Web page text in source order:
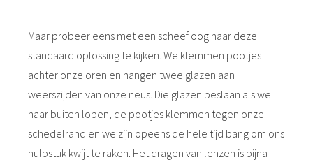
Maar probeer eens met een scheef oog naar deze
standaard oplossing te kijken. We klemmen pootjes
achter onze oren en hangen twee glazen aan
weerszijden van onze neus. Die glazen beslaan als we
naar buiten lopen, de pootjes klemmen tegen onze
schedelrand en we zijn opeens de hele tijd bang om ons
hulpstuk kwijt te raken. Het dragen van lenzen is bijna